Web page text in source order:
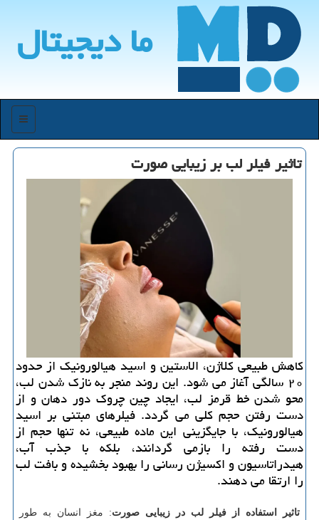
ما دیجیتال
منو
تاثیر فیلر لب بر زیبایی صورت
کاهش طبیعی کلاژن، الاستین و اسید هیالورونیک از حدود
۲۰ سالگی آغاز می شود. این روند منجر به نازک شدن لب،
محو شدن خط قرمز لب، ایجاد چین چروک دور دهان و از
دست رفتن حجم کلی می گردد. فیلرهای مبتنی بر اسید
هیالورونیک، با جایگزینی این ماده طبیعی، نه تنها حجم از
دست رفته را بازمی گردانند، بلکه با جذب آب،
هیدراتاسیون و اکسیژن رسانی را بهبود بخشیده و بافت لب
را ارتقا می دهند.
تاثیر استفاده از فیلر لب در زیبایی صورت: مغز انسان به طور